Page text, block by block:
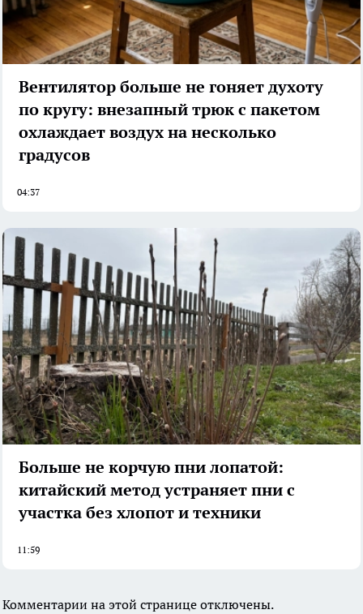
Вентилятор больше не гоняет духоту
по кругу: внезапный трюк с пакетом
охлаждает воздух на несколько
градусов
04:37
Больше не корчую пни лопатой:
китайский метод устраняет пни с
участка без хлопот и техники
11:59
Комментарии на этой странице отключены.